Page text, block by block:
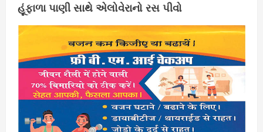
હૂંફાળા પાણી સાથે એલોવેરાનો રસ પીવો